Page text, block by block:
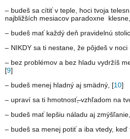
– budeš sa cítiť v teple, hoci tvoja
najbližších mesiacov paradoxne klesne,
– budeš mať každý deň pravidelnú
– NIKDY sa ti nestane, že pôjdeš v noci
– bez problémov a bez hladu vydržíš
[9]
– budeš menej hladný aj smädný, [10]
– upraví sa ti hmotnosť,vzhľadom na
– budeš mať lepšiu náladu aj zmýšľanie,
– budeš sa menej potiť a iba vtedy, keď